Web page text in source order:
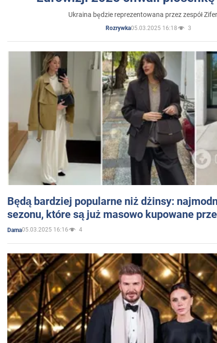
Ukraina będzie reprezentowana przez zespół
Rozrywka05.03.2025 16:18 3
Będą bardziej popularne niż dżinsy:
sezonu, które są już masowo kupowane
Dama05.03.2025 16:16 4